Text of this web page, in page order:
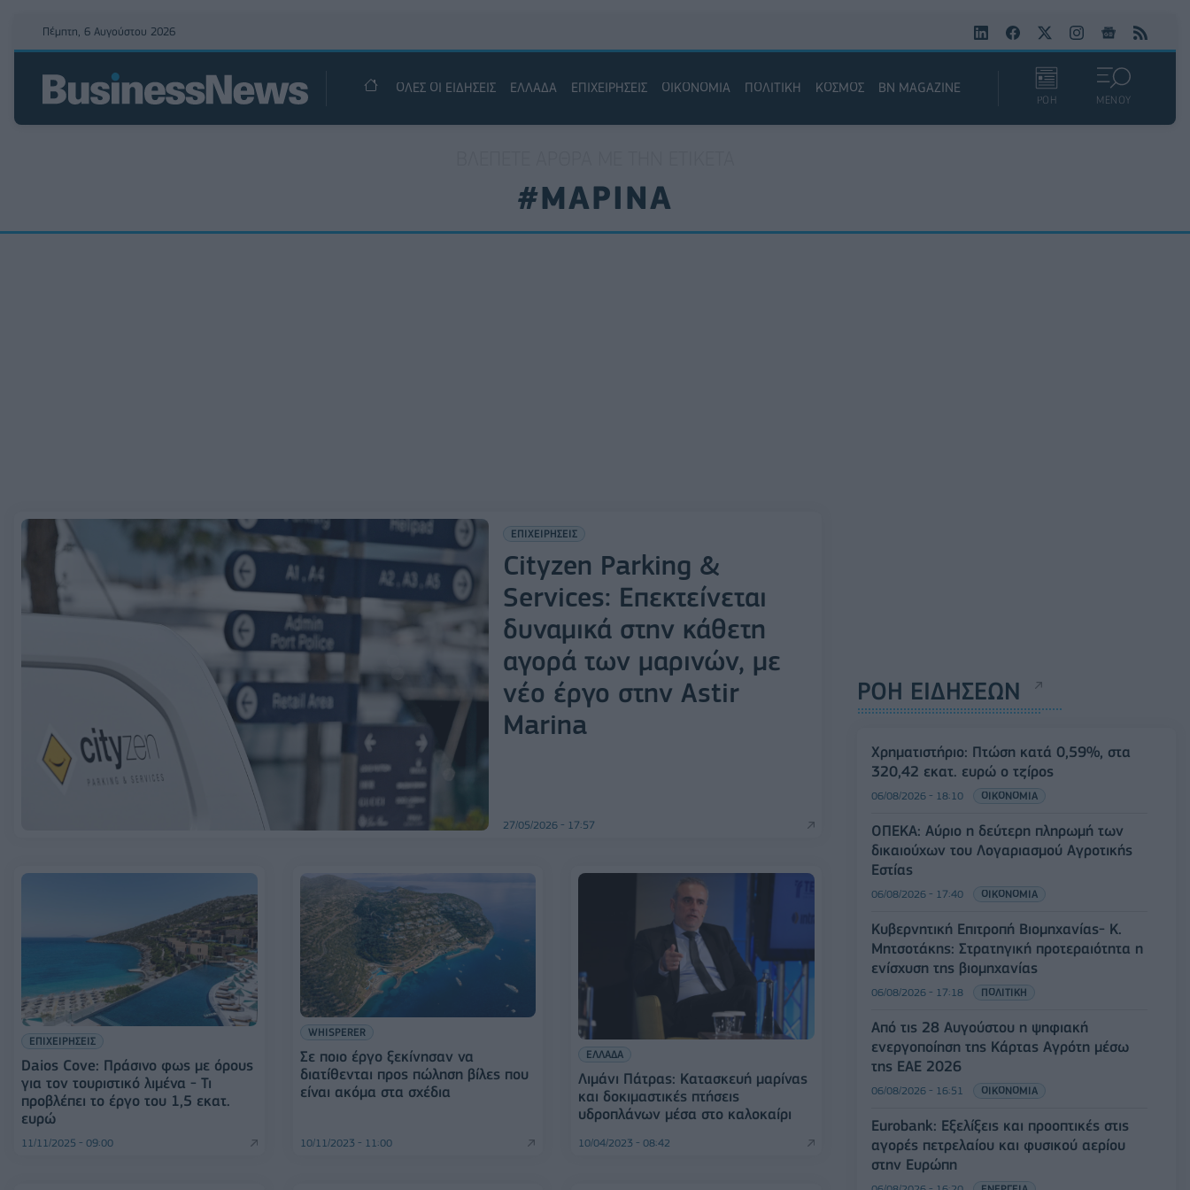
Πέμπτη, 6 Αυγούστου 2026
ΟΛΕΣ ΟΙ ΕΙΔΗΣΕΙΣ ΕΛΛΑΔΑ ΕΠΙΧΕΙΡΗΣΕΙΣ ΟΙΚΟΝΟΜΙΑ ΠΟΛΙΤΙΚΗ ΚΟΣΜΟΣ BN MAGAZINE
ΡΟΗ ΜΕΝΟΥ
#ΜΑΡΙΝΑ
ΕΠΙΧΕΙΡΗΣΕΙΣ
Cityzen Parking &
Services: Επεκτείνεται
δυναμικά στην κάθετη
αγορά των μαρινών, με
νέο έργο στην Astir
Marina
27/05/2026 - 17:57
ΕΠΙΧΕΙΡΗΣΕΙΣ
Daios Cove: Πράσινο φως με όρους
για τον τουριστικό λιμένα - Τι
προβλέπει το έργο του 1,5 εκατ.
ευρώ
11/11/2025 - 09:00
WHISPERER
Σε ποιο έργο ξεκίνησαν να
διατίθενται προς πώληση βίλες που
είναι ακόμα στα σχέδια
10/11/2023 - 11:00
ΕΛΛΑΔΑ
Λιμάνι Πάτρας: Kατασκευή μαρίνας
και δοκιμαστικές πτήσεις
υδροπλάνων μέσα στο καλοκαίρι
10/04/2023 - 08:42
ΡΟΗ ΕΙΔΗΣΕΩΝ
Χρηματιστήριο: Πτώση κατά 0,59%, στα
320,42 εκατ. ευρώ ο τζίρος
06/08/2026 - 18:10 ΟΙΚΟΝΟΜΙΑ
ΟΠΕΚΑ: Αύριο η δεύτερη πληρωμή των
δικαιούχων του Λογαριασμού Αγροτικής
Εστίας
06/08/2026 - 17:40 ΟΙΚΟΝΟΜΙΑ
Κυβερνητική Επιτροπή Βιομηχανίας- Κ.
Μητσοτάκης: Στρατηγική προτεραιότητα η
ενίσχυση της βιομηχανίας
06/08/2026 - 17:18 ΠΟΛΙΤΙΚΗ
Από τις 28 Αυγούστου η ψηφιακή
ενεργοποίηση της Κάρτας Αγρότη μέσω
της ΕΑΕ 2026
06/08/2026 - 16:51 ΟΙΚΟΝΟΜΙΑ
Eurobank: Εξελίξεις και προοπτικές στις
αγορές πετρελαίου και φυσικού αερίου
στην Ευρώπη